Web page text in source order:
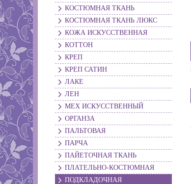
КОСТЮМНАЯ ТКАНЬ
КОСТЮМНАЯ ТКАНЬ ЛЮКС
КОЖА ИСКУССТВЕННАЯ
КОТТОН
КРЕП
КРЕП САТИН
ЛАКЕ
ЛЕН
МЕХ ИСКУССТВЕННЫЙ
ОРГАНЗА
ПАЛЬТОВАЯ
ПАРЧА
ПАЙЕТОЧНАЯ ТКАНЬ
ПЛАТЕЛЬНО-КОСТЮМНАЯ
ПОДКЛАДОЧНАЯ